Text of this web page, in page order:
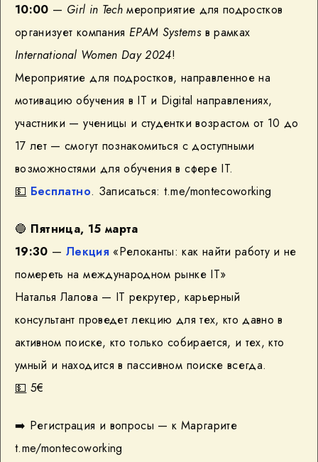
10:00 — Girl in Tech мероприятие для подростков
организует компания EPAM Systems в рамках
International Women Day 2024!
Мероприятие для подростков, направленное на
мотивацию обучения в IT и Digital направлениях,
участники — ученицы и студентки возрастом от 10 до
17 лет — смогут познакомиться с доступными
возможностями для обучения в сфере IT.
💵 Бесплатно. Записаться: t.me/montecoworking
🔵 Пятница, 15 марта
19:30 — Лекция«Релоканты: как найти работу и не
помереть на международном рынке IT»
Наталья Лалова — IT рекрутер, карьерный
консультант проведет лекцию для тех, кто давно в
активном поиске, кто только собирается, и тех, кто
умный и находится в пассивном поиске всегда.
💵 5€
➡️ Регистрация и вопросы — к Маргарите
t.me/montecoworking